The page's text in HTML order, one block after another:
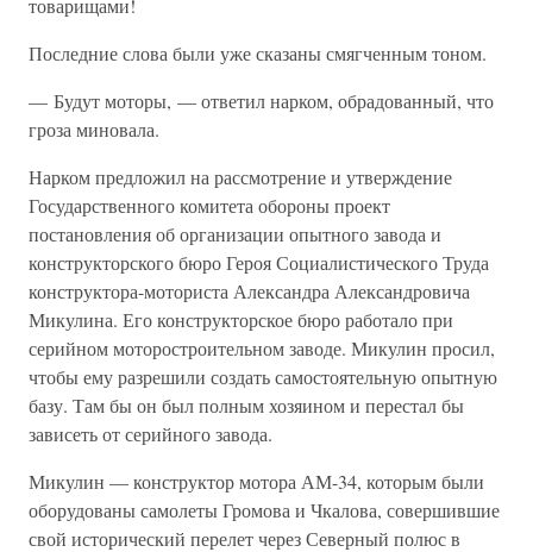
товарищами!
Последние слова были уже сказаны смягченным тоном.
— Будут моторы, — ответил нарком, обрадованный, что
гроза миновала.
Нарком предложил на рассмотрение и утверждение
Государственного комитета обороны проект
постановления об организации опытного завода и
конструкторского бюро Героя Социалистического Труда
конструктора-моториста Александра Александровича
Микулина. Его конструкторское бюро работало при
серийном моторостроительном заводе. Микулин просил,
чтобы ему разрешили создать самостоятельную опытную
базу. Там бы он был полным хозяином и перестал бы
зависеть от серийного завода.
Микулин — конструктор мотора АМ-34, которым были
оборудованы самолеты Громова и Чкалова, совершившие
свой исторический перелет через Северный полюс в